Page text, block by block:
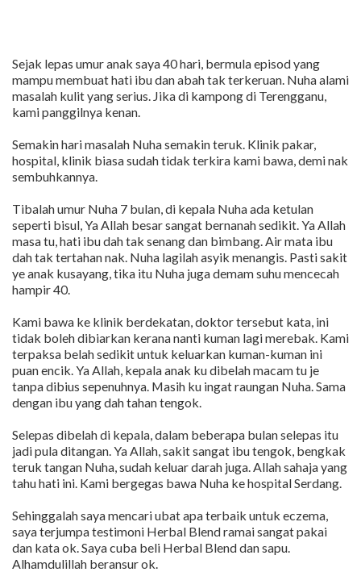
Sejak lepas umur anak saya 40 hari, bermula episod yang
mampu membuat hati ibu dan abah tak terkeruan. Nuha alami
masalah kulit yang serius. Jika di kampong di Terengganu,
kami panggilnya kenan.
Semakin hari masalah Nuha semakin teruk. Klinik pakar,
hospital, klinik biasa sudah tidak terkira kami bawa, demi nak
sembuhkannya.
Tibalah umur Nuha 7 bulan, di kepala Nuha ada ketulan
seperti bisul, Ya Allah besar sangat bernanah sedikit. Ya Allah
masa tu, hati ibu dah tak senang dan bimbang. Air mata ibu
dah tak tertahan nak. Nuha lagilah asyik menangis. Pasti sakit
ye anak kusayang, tika itu Nuha juga demam suhu mencecah
hampir 40.
Kami bawa ke klinik berdekatan, doktor tersebut kata, ini
tidak boleh dibiarkan kerana nanti kuman lagi merebak. Kami
terpaksa belah sedikit untuk keluarkan kuman-kuman ini
puan encik. Ya Allah, kepala anak ku dibelah macam tu je
tanpa dibius sepenuhnya. Masih ku ingat raungan Nuha. Sama
dengan ibu yang dah tahan tengok.
Selepas dibelah di kepala, dalam beberapa bulan selepas itu
jadi pula ditangan. Ya Allah, sakit sangat ibu tengok, bengkak
teruk tangan Nuha, sudah keluar darah juga. Allah sahaja yang
tahu hati ini. Kami bergegas bawa Nuha ke hospital Serdang.
Sehinggalah saya mencari ubat apa terbaik untuk eczema,
saya terjumpa testimoni Herbal Blend ramai sangat pakai
dan kata ok. Saya cuba beli Herbal Blend dan sapu.
Alhamdulillah beransur ok.